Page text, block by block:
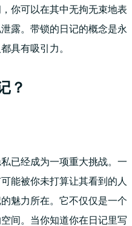
你可以在其中无拘无束地表
露。带锁的日记的概念是永
具有吸引力。
？
已经成为一项重大挑战。一
能被你未打算让其看到的人
魅力所在。它不仅仅是一个
间。当你知道你在日记里写